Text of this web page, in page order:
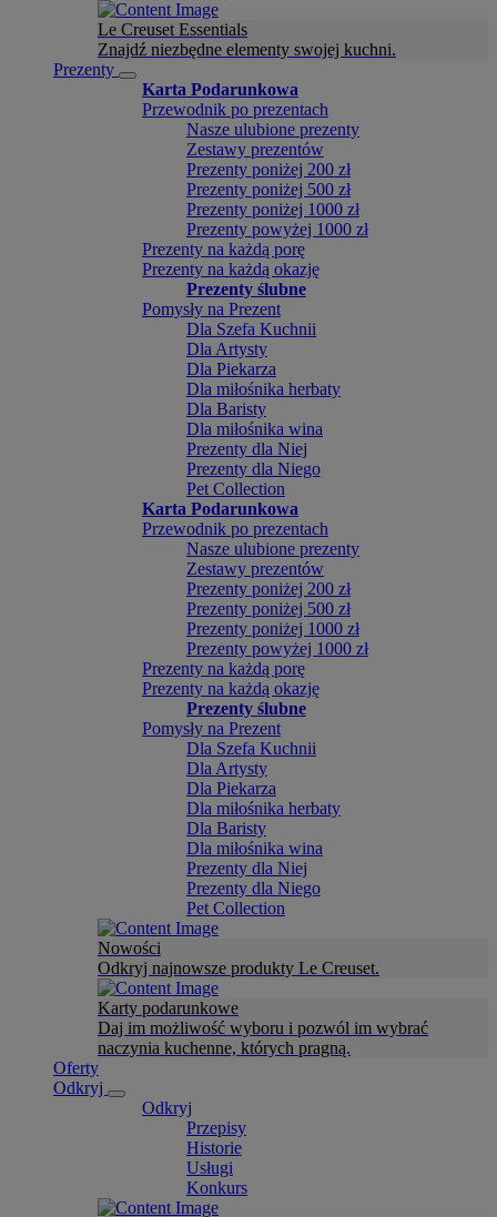
Le Creuset Essentials
Znajdź niezbędne elementy swojej kuchni.
Prezenty
Karta Podarunkowa
Przewodnik po prezentach
Nasze ulubione prezenty
Zestawy prezentów
Prezenty poniżej 200 zł
Prezenty poniżej 500 zł
Prezenty poniżej 1000 zł
Prezenty powyżej 1000 zł
Prezenty na każdą porę
Prezenty na każdą okazję
Prezenty ślubne
Pomysły na Prezent
Dla Szefa Kuchnii
Dla Artysty
Dla Piekarza
Dla miłośnika herbaty
Dla Baristy
Dla miłośnika wina
Prezenty dla Niej
Prezenty dla Niego
Pet Collection
Karta Podarunkowa
Przewodnik po prezentach
Nasze ulubione prezenty
Zestawy prezentów
Prezenty poniżej 200 zł
Prezenty poniżej 500 zł
Prezenty poniżej 1000 zł
Prezenty powyżej 1000 zł
Prezenty na każdą porę
Prezenty na każdą okazję
Prezenty ślubne
Pomysły na Prezent
Dla Szefa Kuchnii
Dla Artysty
Dla Piekarza
Dla miłośnika herbaty
Dla Baristy
Dla miłośnika wina
Prezenty dla Niej
Prezenty dla Niego
Pet Collection
Nowości
Odkryj najnowsze produkty Le Creuset.
Karty podarunkowe
Daj im możliwość wyboru i pozwól im wybrać
naczynia kuchenne, których pragną.
Oferty
Odkryj
Odkryj
Przepisy
Historie
Usługi
Konkurs